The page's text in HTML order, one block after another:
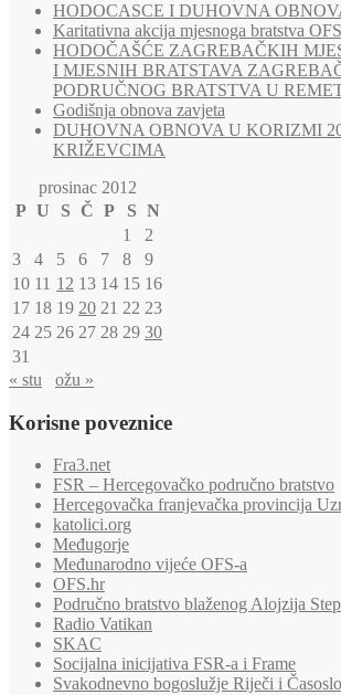
HODOCASCE I DUHOVNA
Karitativna akcija mjesnoga bratstva
HODOČAŠĆE ZAGREBAČKIH
I MJESNIH BRATSTAVA
PODRUČNOG BRATSTVA U
Godišnja obnova zavjeta
DUHOVNA OBNOVA U KORIZMI
KRIŽEVCIMA
prosinac 2012
P U S Č P S N
1
2
3
4 5 6 7 8
9
10 11 12 13 14 15 16
17 18 19 20 21 22 23
24 25 26 27 28 29 30
31
« stu
ožu »
Korisne poveznice
Fra3.net
FSR – Hercegovačko područno bratstvo
Hercegovačka franjevačka provincija
katolici.org
Međugorje
Međunarodno vijeće OFS-a
OFS.hr
Područno bratstvo blaženog Alojzija
Radio Vatikan
SKAC
Socijalna inicijativa FSR-a i Frame
Svakodnevno bogoslužje Riječi i